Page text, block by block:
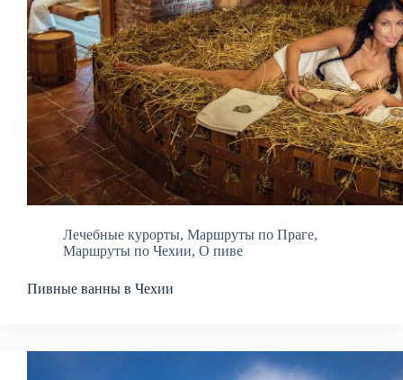
Лечебные курорты, Маршруты по Праге,
Маршруты по Чехии, О пиве
Пивные ванны в Чехии